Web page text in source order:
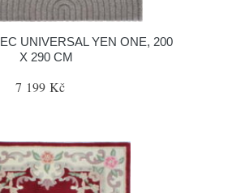
UNIVERSAL YEN ONE, 200
X 290 CM
7 199 Kč